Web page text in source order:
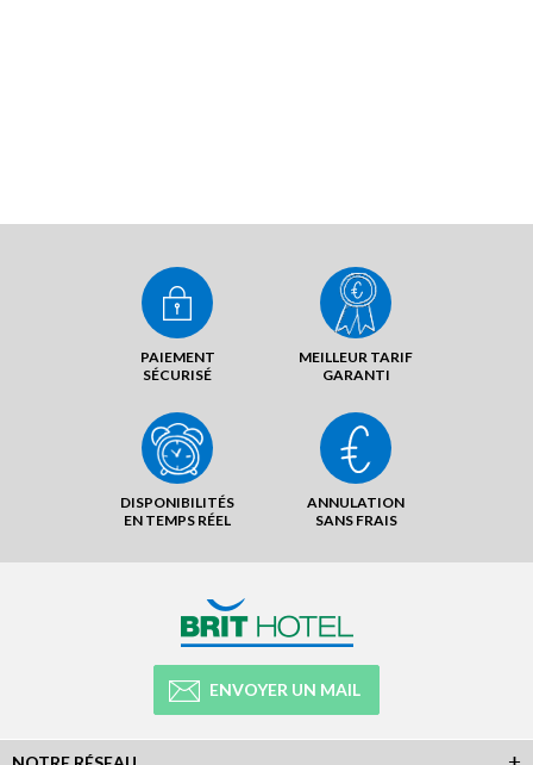
PAIEMENT
SÉCURISÉ
MEILLEUR TARIF
GARANTI
DISPONIBILITÉS
EN TEMPS RÉEL
ANNULATION
SANS FRAIS
ENVOYER UN MAIL